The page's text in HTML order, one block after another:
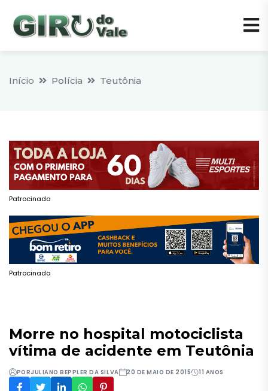
Início Polícia Teutônia
Patrocinado
Patrocinado
Morre no hospital motociclista
vítima de acidente em Teutônia
PORJULIANO BEPPLER DA SILVA 20 DE MAIO DE 2015 11 ANOS